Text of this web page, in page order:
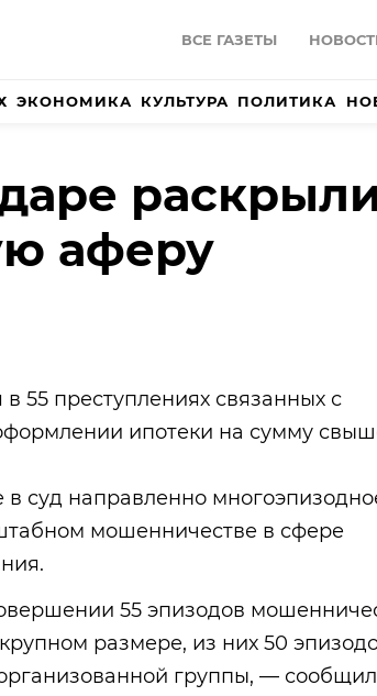
ВСЕ ГАЗЕТЫ
ЭКОНОМИКА КУЛЬТУРА ПОЛИТИКА
аферу
в 55 преступлениях связанных с
ипотеки на сумму
суд направленно
мошенничестве в сфере
55 эпизодов
размере, из них 50
группы, —